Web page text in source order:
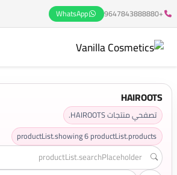
+9647843888880
WhatsApp
HAIROOTS
تصفحي منتجات HAIROOTS.
productList.showing6productList.products